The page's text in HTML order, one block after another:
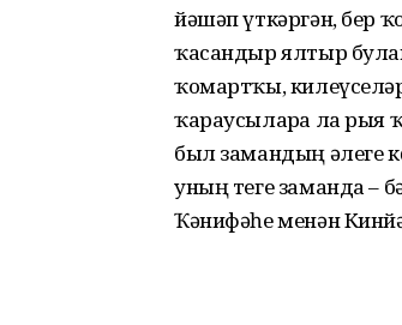
йәшәп үткәргән, бер
ҡасандыр ялтыр
ҡомартҡы,
ҡараусыларға ла рыя
был замандың әлеге
уның теге заманда –
Ҡәнифәһе менән